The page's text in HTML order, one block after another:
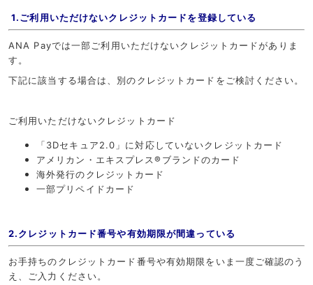
1.ご利用いただけないクレジットカードを登録している
ANA Payでは一部ご利用いただけないクレジットカードがありま
す。
下記に該当する場合は、別のクレジットカードをご検討ください。
ご利用いただけないクレジットカード
「3Dセキュア2.0」に対応していないクレジットカード
アメリカン・エキスプレス®ブランドのカード
海外発行のクレジットカード
一部プリペイドカード
2.クレジットカード番号や有効期限が間違っている
お手持ちのクレジットカード番号や有効期限をいま一度ご確認のう
え、ご入力ください。